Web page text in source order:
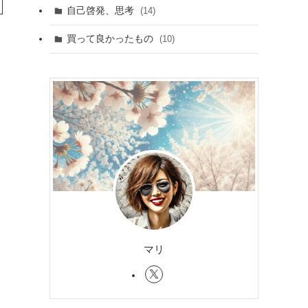
自己啓発、思考 (14)
買って良かったもの (10)
マリ